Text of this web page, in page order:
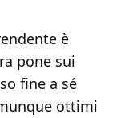
è
pone sui
fine a sé
ottimi